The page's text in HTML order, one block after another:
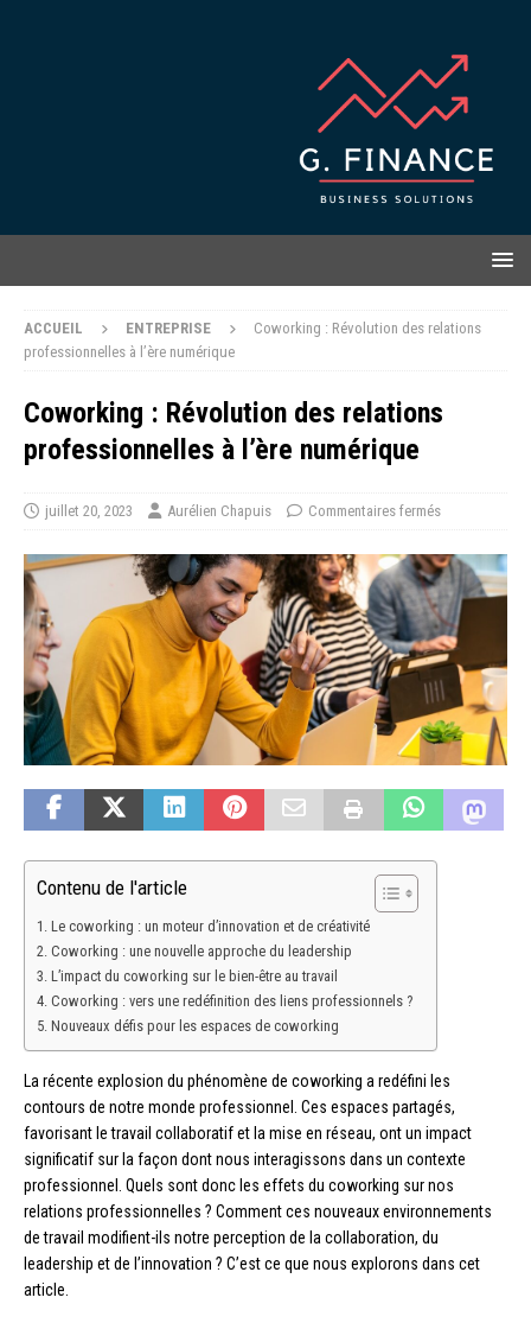
ACCUEIL ENTREPRISE
Coworking : Révolution des relations
professionnelles à l’ère numérique
Coworking : Révolution des relations
professionnelles à l’ère numérique
juillet 20, 2023 Aurélien Chapuis Commentaires fermés
Contenu de l'article
Le coworking : un moteur d’innovation et de créativité
Coworking : une nouvelle approche du leadership
L’impact du coworking sur le bien-être au travail
Coworking : vers une redéfinition des liens professionnels ?
Nouveaux défis pour les espaces de coworking
La récente explosion du phénomène de coworking a redéfini les
contours de notre monde professionnel. Ces espaces partagés,
favorisant le travail collaboratif et la mise en réseau, ont un impact
significatif sur la façon dont nous interagissons dans un contexte
professionnel. Quels sont donc les effets du coworking sur nos
relations professionnelles ? Comment ces nouveaux environnements
de travail modifient-ils notre perception de la collaboration, du
leadership et de l’innovation ? C’est ce que nous explorons dans cet
article.